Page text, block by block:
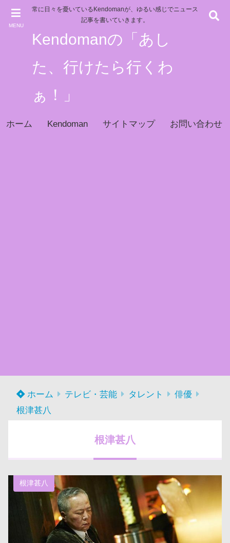
MENU
常に日々を憂いているKendomanが、ゆるい感じでニュース
記事を書いていきます。
Kendomanの「あし
た、行けたら行くわ
ぁ！」
ホーム Kendoman サイトマップ お問い合わせ
ホーム テレビ・芸能 タレント
俳優
根津甚八
根津甚八
根津甚八